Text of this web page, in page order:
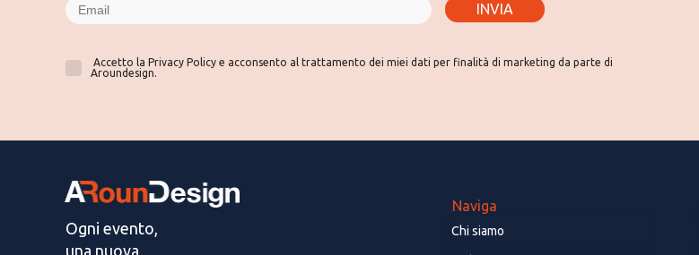
INVIA
Accetto la Privacy Policy e acconsento al trattamento dei miei dati per finalità di marketing da parte di
Aroundesign.
Ogni evento,
una nuova
Naviga
Chi siamo